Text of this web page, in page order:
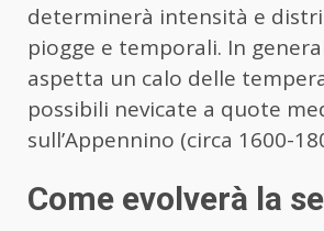
determinerà intensità e
piogge e temporali. In
aspetta un calo delle
possibili nevicate a quote
sull’Appennino (circa 1600-
Come evolverà la